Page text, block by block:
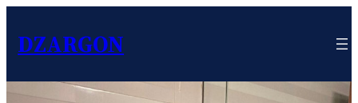
DZARGON